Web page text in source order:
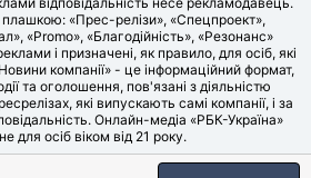
плашкою: «Прес-релізи», «Спецпроект»,
«Promo», «Благодійність», «Резонанс»
і призначені, як правило, для осіб, які
компанії» - це інформаційний формат,
та оголошення, пов'язані з діяльністю
які випускають самі компанії, і за
Онлайн-медіа «РБК-Україна»
для осіб віком від 21 року.
MEDIA», 2006-2026.